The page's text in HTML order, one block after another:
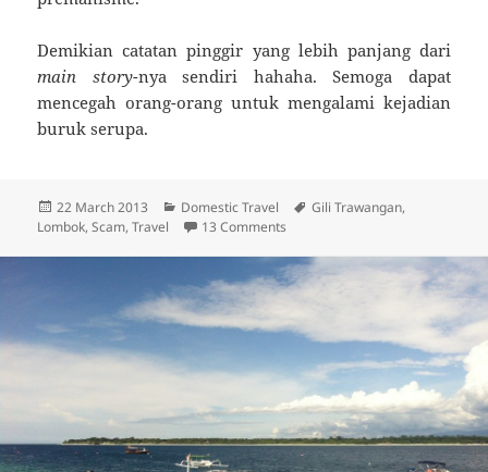
Demikian catatan pinggir yang lebih panjang dari
main story-nya sendiri hahaha. Semoga dapat
mencegah orang-orang untuk mengalami kejadian
buruk serupa.
Posted
on
22 March 2013 Categories
Domestic Travel Tags
Gili Trawangan,
Lombok,Scam,Travel 13 Comments